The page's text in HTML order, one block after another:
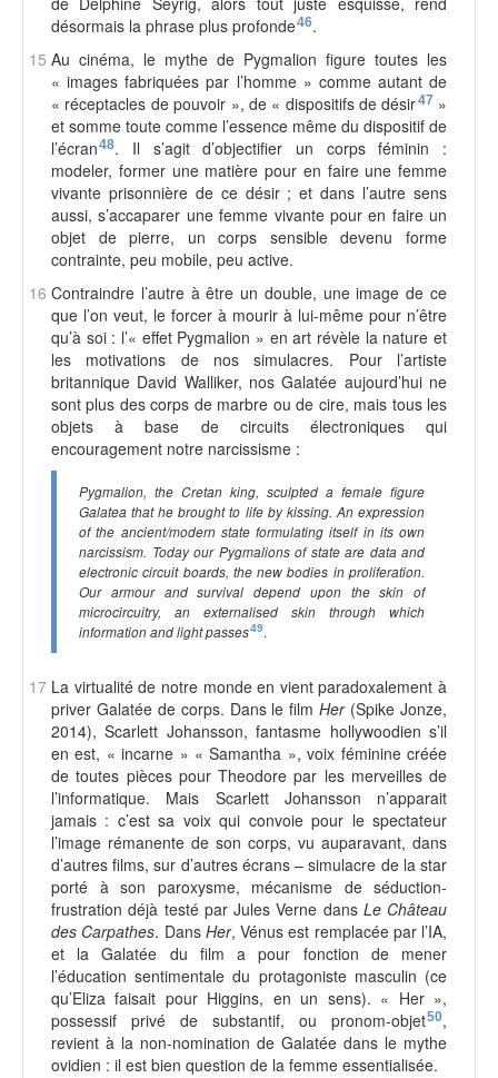
désormais la phrase plus profonde46.
15 Au cinéma, le mythe de Pygmalion figure toutes les
« images fabriquées par l’homme » comme autant de
« réceptacles de pouvoir », de « dispositifs de désir47 »
et somme toute comme l’essence même du dispositif de
l’écran48. Il s’agit d’objectifier un corps féminin :
modeler, former une matière pour en faire une femme
vivante prisonnière de ce désir ; et dans l’autre sens
aussi, s’accaparer une femme vivante pour en faire un
objet de pierre, un corps sensible devenu forme
contrainte, peu mobile, peu active.
16 Contraindre l’autre à être un double, une image de ce
que l’on veut, le forcer à mourir à lui-même pour n’être
qu’à soi : l’« effet Pygmalion » en art révèle la nature et
les motivations de nos simulacres. Pour l’artiste
britannique David Walliker, nos Galatée aujourd’hui ne
sont plus des corps de marbre ou de cire, mais tous les
objets à base de circuits électroniques qui
encouragement notre narcissisme :
Pygmalion, the Cretan king, sculpted a female figure
Galatea that he brought to life by kissing. An expression
of the ancient/modern state formulating itself in its own
narcissism. Today our Pygmalions of state are data and
electronic circuit boards, the new bodies in proliferation.
Our armour and survival depend upon the skin of
microcircuitry, an externalised skin through which
information and light passes49.
17 La virtualité de notre monde en vient paradoxalement à
priver Galatée de corps. Dans le filmHer(Spike Jonze,
2014), Scarlett Johansson, fantasme hollywoodien s’il
en est, « incarne » « Samantha », voix féminine créée
de toutes pièces pour Theodore par les merveilles de
l’informatique. Mais Scarlett Johansson n’apparait
jamais : c’est sa voix qui convoie pour le spectateur
l’image rémanente de son corps, vu auparavant, dans
d’autres films, sur d’autres écrans – simulacre de la star
porté à son paroxysme, mécanisme de séduction-
frustration déjà testé par Jules Verne dans Le Château
des Carpathes. Dans Her, Vénus est remplacée par l’IA,
et la Galatée du film a pour fonction de mener
l’éducation sentimentale du protagoniste masculin (ce
qu’Eliza faisait pour Higgins, en un sens). « Her »,
possessif privé de substantif, ou pronom-objet50,
revient à la non-nomination de Galatée dans le mythe
ovidien : il est bien question de la femme essentialisée.